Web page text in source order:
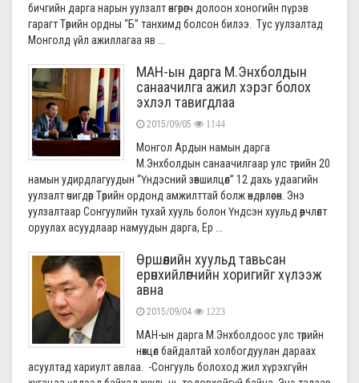
бичгийн дарга нарын уулзалт өнгөрөгч долоон хоногийн пүрэв
гарагт Төрийн ордны “Б” танхимд болсон билээ. Тус уулзалтад
Монголд үйл ажиллагаа яв ...
МАН-ын дарга М.Энхболдын
санаачилга ажил хэрэг болох
эхлэл тавигдлаа
2015/09/05 1144
Монгол Ардын намын дарга
М.Энхболдын санаачилгаар улс төрийн 20
намын удирдлагуудын “Үндэсний зөвшилцөл” 12 дахь удаагийн
уулзалт өчигдөр Төрийн ордонд амжилттай болж өндөрлөсөн. Энэ
уулзалтаар Сонгуулийн тухай хууль болон Үндсэн хуульд өөрчлөлт
оруулах асуудлаар намуудын дарга, Ер ...
Өршөөлийн хуульд тавьсан
ерөнхийлөгчийн хоригийг хүлээж
авна
2015/09/04 1223
МАН-­ын дарга М.Энхболдоос улс төрийн
нөхцөл байдалтай холбогдуулан дараах
асуултад хариулт авлаа. -Сонгууль болоход жил хүрэхгүйн